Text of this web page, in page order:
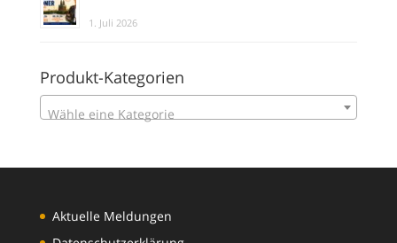
1. Juli 2026
Produkt-Kategorien
Wähle eine Kategorie
Aktuelle Meldungen